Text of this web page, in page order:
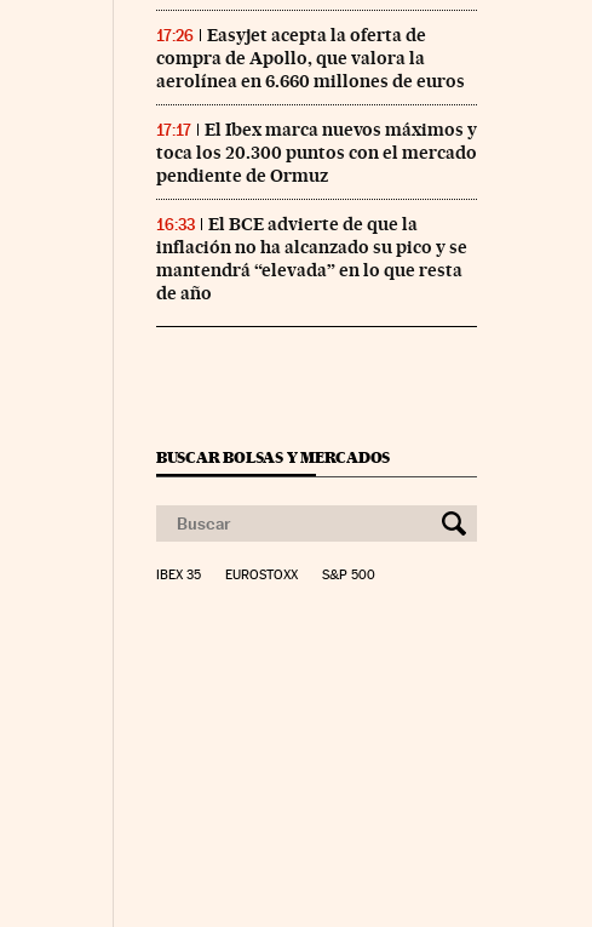
17:26
Easyjet acepta la oferta de
compra de Apollo, que valora la
aerolínea en 6.660 millones de euros
17:17
El Ibex marca nuevos máximos y
toca los 20.300 puntos con el mercado
pendiente de Ormuz
16:33
El BCE advierte de que la
inflación no ha alcanzado su pico y se
mantendrá “elevada” en lo que resta
de año
BUSCAR BOLSAS Y MERCADOS
IBEX 35 EUROSTOXX S&P 500